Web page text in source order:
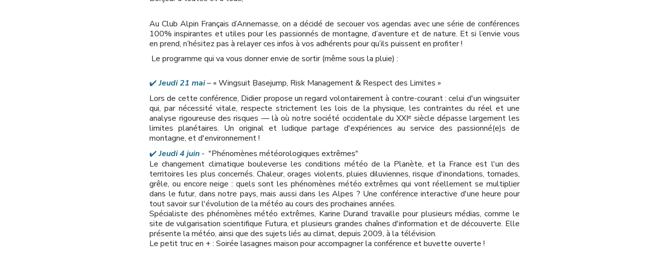
Au Club Alpin Français d’Annemasse, on a décidé de secouer vos agendas avec une série de conférences
100% inspirantes et utiles pour les passionnés de montagne, d’aventure et de nature. Et si l’envie vous
en prend, n’hésitez pas à relayer ces infos à vos adhérents pour qu’ils puissent en profiter !
Le programme qui va vous donner envie de sortir (même sous la pluie) :
✔️Jeudi 21 mai– « Wingsuit Basejump, Risk Management & Respect des Limites »
Lors de cette conférence, Didier propose un regard volontairement à contre-courant : celui d'un wingsuiter
qui, par nécessité vitale, respecte strictement les lois de la physique, les contraintes du réel et une
analyse rigoureuse des risques — là où notre société occidentale du XXIᵉ siècle dépasse largement les
limites planétaires. Un original et ludique partage d'expériences au service des passionné(e)s de
montagne, et d'environnement !
✔️Jeudi 4 juin - "Phénomènes météorologiques extrêmes"
Le changement climatique bouleverse les conditions météo de la Planète, et la France est l'un des
territoires les plus concernés. Chaleur, orages violents, pluies diluviennes, risque d'inondations, tornades,
grêle, ou encore neige : quels sont les phénomènes météo extrêmes qui vont réellement se multiplier
dans le futur, dans notre pays, mais aussi dans les Alpes ? Une conférence interactive d'une heure pour
tout savoir sur l'évolution de la météo au cours des prochaines années.
Spécialiste des phénomènes météo extrêmes, Karine Durand travaille pour plusieurs médias, comme le
site de vulgarisation scientifique Futura, et plusieurs grandes chaînes d'information et de découverte. Elle
présente la météo, ainsi que des sujets liés au climat, depuis 2009, à la télévision.
Le petit truc en + : Soirée lasagnes maison pour accompagner la conférence et buvette ouverte !